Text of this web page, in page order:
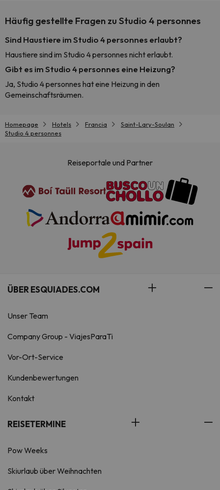
Häufig gestellte Fragen zu Studio 4 personnes
Sind Haustiere im Studio 4 personnes erlaubt?
Haustiere sind im Studio 4 personnes nicht erlaubt.
Gibt es im Studio 4 personnes eine Heizung?
Ja, Studio 4 personnes hat eine Heizung in den
Gemeinschaftsräumen.
Homepage Hotels Francia
Saint-Lary-Soulan
Studio 4 personnes
Reiseportale und Partner
ÜBER ESQUIADES.COM
Unser Team
Company Group - ViajesParaTi
Vor-Ort-Service
Kundenbewertungen
Kontakt
REISETERMINE
Pow Weeks
Skiurlaub über Weihnachten